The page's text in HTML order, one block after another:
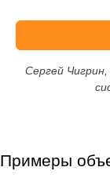
Сергей
Примеры